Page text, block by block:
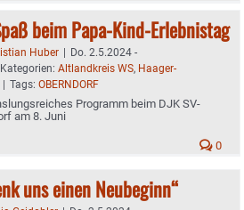
beim Papa-Kind-Erlebnistag
Huber | Do. 2.5.2024 -
Kategorien: Altlandkreis WS, Haager-
| Tags: OBERNDORF
Programm beim DJK SV-
Oberndorf am 8. Juni
0
uns einen Neubeginn“